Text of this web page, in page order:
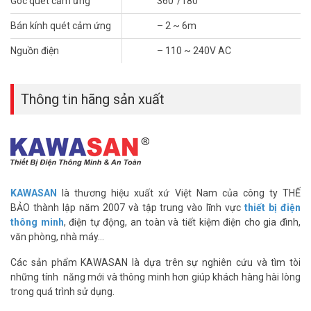
– Dùng công nghệ sóng radar dải tần 5.8GHz
– Điện áp hoạt động: 110-240VAC/50-60Hz
– Góc quét: 360°/180°
– Khoảng cách cảm ứng: 2 – 6 m (tương ứng với bán kính quét
2000LUX (sáng)
– Công suất tiêu thụ: <0.5W
– Nhiệt độ hoạt động: -10+70°C
– Độ cao gắn trần 1.5-3.5m
– Bảo hành: 12 tháng
Công tắc cảm ứng sóng radar Kawa KW-RS04
sử dụng cho hệ thống chiếu sáng có nhiều vách ngăn, góc khuất
như hành lang, cầu thang, văn phòng, nhà vệ sinh có nhiều vách
ngăn,… vì có cảm ứng nhạy và khoảng cách cảm ứng từ 2- 8m.
Bán kính quét cảm ứng – 2 ~ 6m
Nguồn điện – 110 ~ 240V AC
Thông tin hãng sản xuất
KAWASAN là thương hiệu xuất xứ Việt Nam của công ty THẾ
BẢO thành lập năm 2007 và tập trung vào lĩnh vựcthiết bị điện
thông minh, điện tự động, an toàn và tiết kiệm điện cho gia đình,
văn phòng, nhà máy…
Các sản phẩm KAWASAN là dựa trên sự nghiên cứu và tìm tòi
những tính năng mới và thông minh hơn giúp khách hàng hài lòng
trong quá trình sử dụng.